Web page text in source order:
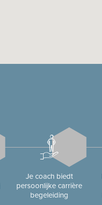
Je coach biedt
persoonlijke carrière
begeleiding